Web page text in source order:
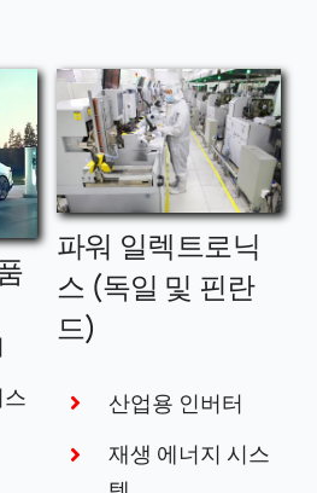
해 여러 첨단 산업 분야에
니다. 반도체 및 전자 패키
되며, IGBT 모듈 및 LED와
열 기판으로 사용되어 안정
다. 자동차 전자제품에서
모듈과 배터리 관리 시스
니다. 또한 AlN은 마이크로
비, 의료 기기, 항공우주 및
역할을 하며 고성능 방열